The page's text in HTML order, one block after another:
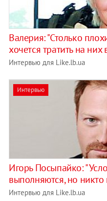
Валерия: "Столько
хочется тратить на них
Интервью для Like.lb.ua
Интервью
Игорь Посыпайко:
выполняются, но никто
Интервью для Like.lb.ua